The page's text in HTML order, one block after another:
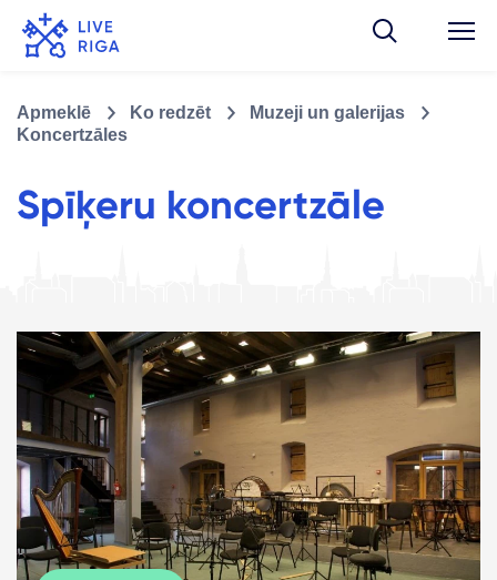
Apmeklē Ko redzēt
Muzeji un galerijas
Koncertzāles
Spīķeru koncertzāle